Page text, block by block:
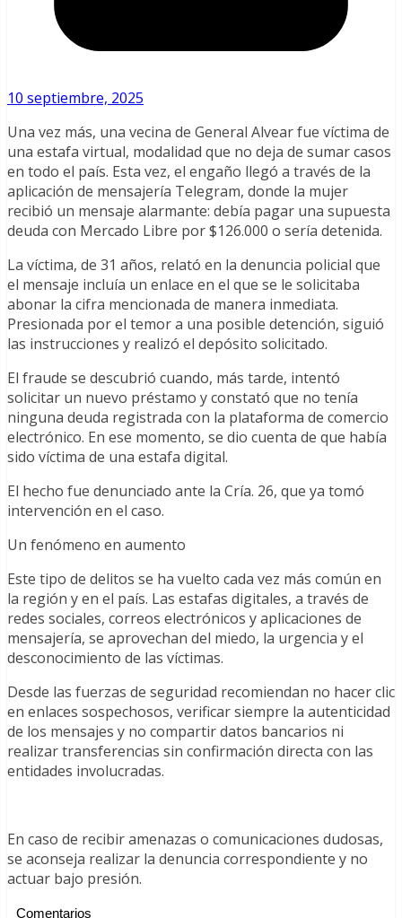
10 septiembre, 2025
Una vez más, una vecina de General Alvear fue víctima de
una estafa virtual, modalidad que no deja de sumar casos
en todo el país. Esta vez, el engaño llegó a través de la
aplicación de mensajería Telegram, donde la mujer
recibió un mensaje alarmante: debía pagar una supuesta
deuda con Mercado Libre por $126.000 o sería detenida.
La víctima, de 31 años, relató en la denuncia policial que
el mensaje incluía un enlace en el que se le solicitaba
abonar la cifra mencionada de manera inmediata.
Presionada por el temor a una posible detención, siguió
las instrucciones y realizó el depósito solicitado.
El fraude se descubrió cuando, más tarde, intentó
solicitar un nuevo préstamo y constató que no tenía
ninguna deuda registrada con la plataforma de comercio
electrónico. En ese momento, se dio cuenta de que había
sido víctima de una estafa digital.
El hecho fue denunciado ante la Cría. 26, que ya tomó
intervención en el caso.
Un fenómeno en aumento
Este tipo de delitos se ha vuelto cada vez más común en
la región y en el país. Las estafas digitales, a través de
redes sociales, correos electrónicos y aplicaciones de
mensajería, se aprovechan del miedo, la urgencia y el
desconocimiento de las víctimas.
Desde las fuerzas de seguridad recomiendan no hacer clic
en enlaces sospechosos, verificar siempre la autenticidad
de los mensajes y no compartir datos bancarios ni
realizar transferencias sin confirmación directa con las
entidades involucradas.
En caso de recibir amenazas o comunicaciones dudosas,
se aconseja realizar la denuncia correspondiente y no
actuar bajo presión.
Comentarios